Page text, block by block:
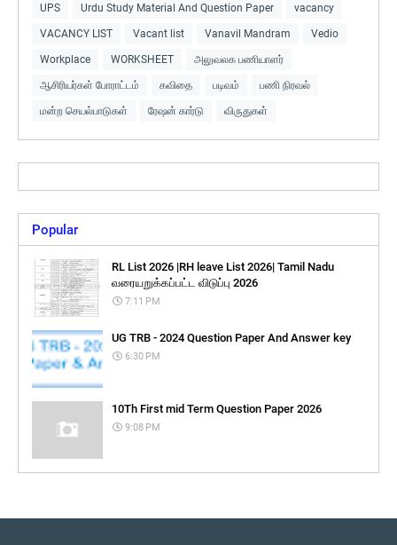
UPS Urdu Study Material And Question Paper vacancy
VACANCY LIST Vacant list Vanavil Mandram Vedio
Workplace WORKSHEET அலுவலக பணியாளர்
ஆசிரியர்கள் போராட்டம் கவிதை படிவம் பணி நிரவல்
மன்ற செயல்பாடுகள் ரேஷன் கார்டு விருதுகள்
Popular
RL List 2026 |RH leave List 2026| Tamil Nadu
வரையறுக்கப்பட்ட விடுப்பு 2026
7:11 PM
UG TRB - 2024 Question Paper And Answer key
6:30 PM
10Th First mid Term Question Paper 2026
9:08 PM